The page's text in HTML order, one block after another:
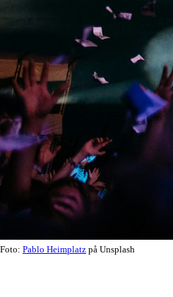
Foto: Pablo Heimplatz på Unsplash